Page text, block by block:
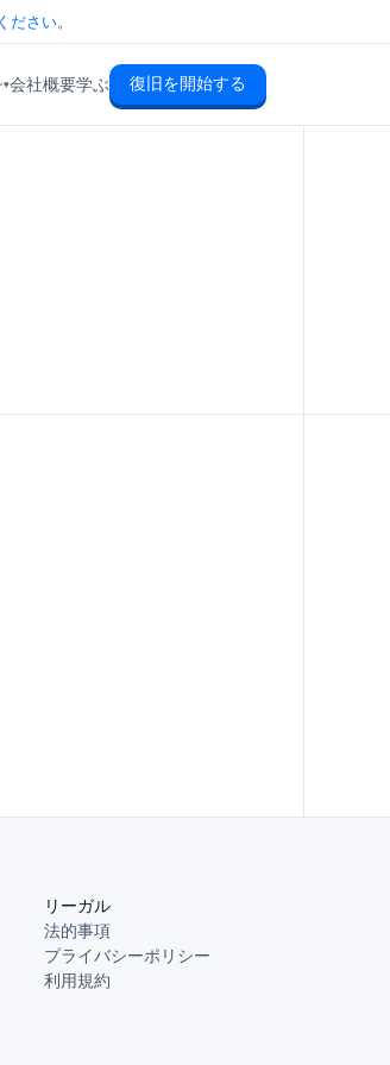
ださい。
▾会社概要学ぶ 復旧を開始する
リーガル
法的事項
プライバシーポリシー
利用規約